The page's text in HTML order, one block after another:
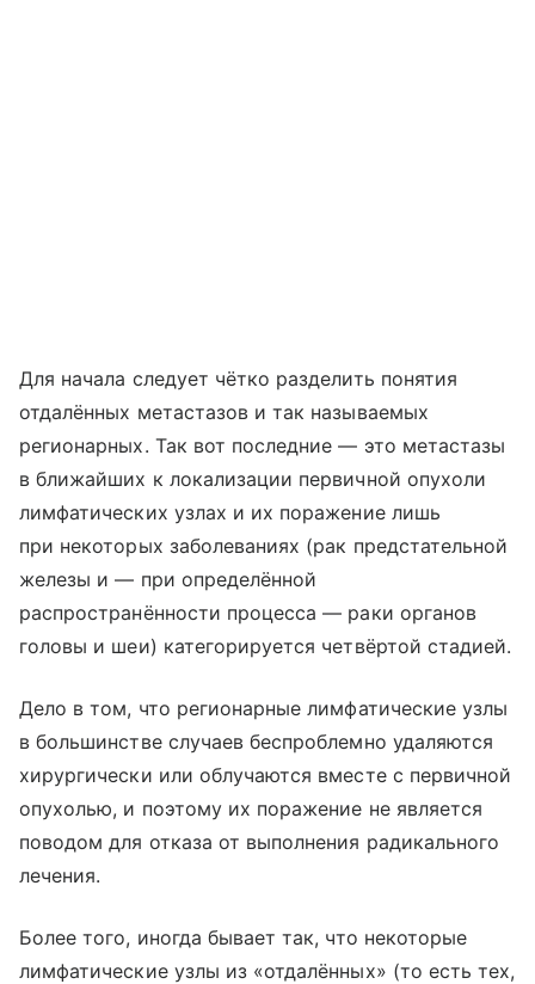
Для начала следует чётко разделить понятия
отдалённых метастазов и так называемых
регионарных. Так вот последние — это метастазы
в ближайших к локализации первичной опухоли
лимфатических узлах и их поражение лишь
при некоторых заболеваниях (рак предстательной
железы и — при определённой
распространённости процесса — раки органов
головы и шеи) категорируется четвёртой стадией.
Дело в том, что регионарные лимфатические узлы
в большинстве случаев беспроблемно удаляются
хирургически или облучаются вместе с первичной
опухолью, и поэтому их поражение не является
поводом для отказа от выполнения радикального
лечения.
Более того, иногда бывает так, что некоторые
лимфатические узлы из «отдалённых» (то есть тех,